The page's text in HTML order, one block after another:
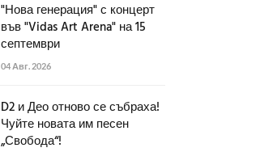
"Нова генерация" с концерт
във "Vidas Art Arena" на 15
септември
04 Авг. 2026
D2 и Део отново се събраха!
Чуйте новата им песен
„Свобода“!